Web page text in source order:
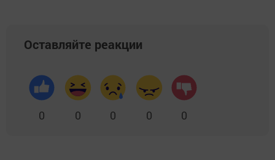
Оставляйте реакции
0 0 0 0 0